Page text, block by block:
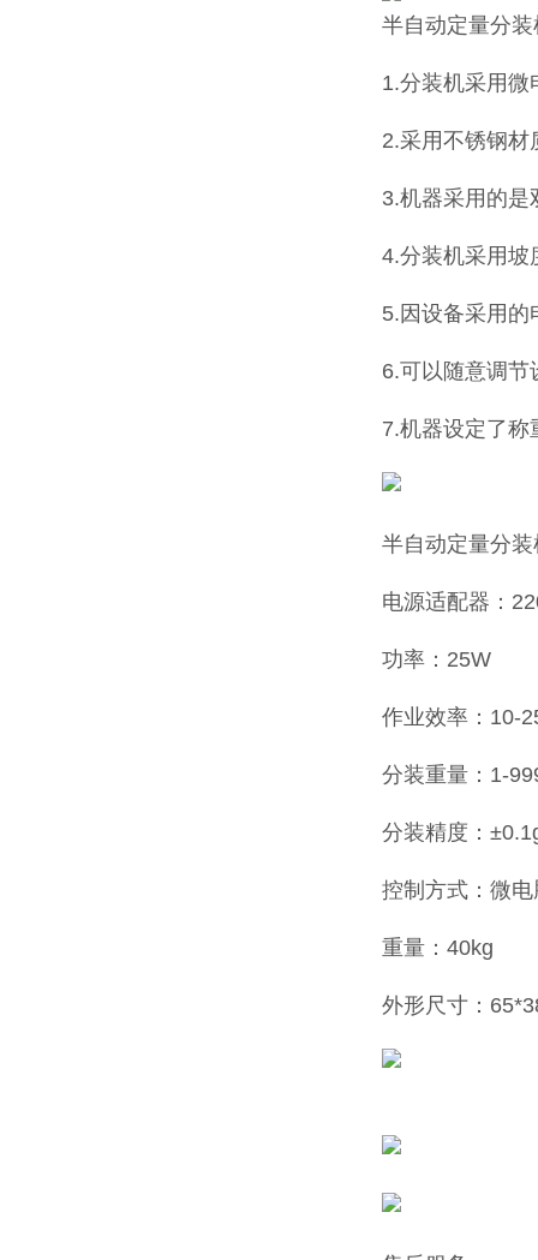
半自动定量分
1.分装机采用微
2.采用不锈钢材
3.机器采用的是
4.分装机采用坡
5.因设备采用的
6.可以随意调节
7.机器设定了称
半自动定量分
电源适配器：
功率：25W
作业效率：10-
分装重量：1-
分装精度：
控制方式：微
重量：40kg
外形尺寸：